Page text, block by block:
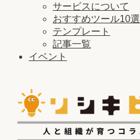
サービスについて
おすすめツール10選
テンプレート
記事一覧
イベント